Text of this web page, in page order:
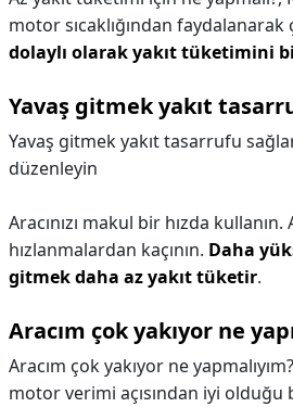
motor sıcaklığından faydalanarak
dolaylı olarak yakıt tüketimini
Yavaş gitmek yakıt
Yavaş gitmek yakıt tasarrufu
düzenleyin
Aracınızı makul bir hızda
hızlanmalardan kaçının. Daha
gitmek daha az yakıt tüketir.
Aracım çok yakıyor ne
Aracım çok yakıyor ne
motor verimi açısından iyi